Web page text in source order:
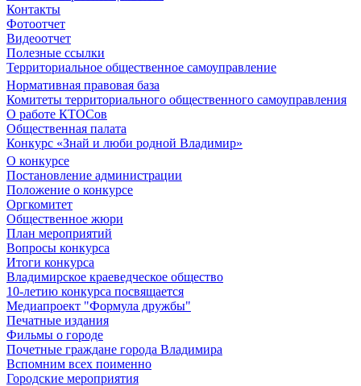
Контакты
Фотоотчет
Видеоотчет
Полезные ссылки
Территориальное общественное самоуправление
Нормативная правовая база
Комитеты территориального общественного самоуправления
О работе КТОСов
Общественная палата
Конкурс «Знай и люби родной Владимир»
О конкурсе
Постановление администрации
Положение о конкурсе
Оргкомитет
Общественное жюри
План мероприятий
Вопросы конкурса
Итоги конкурса
Владимирское краеведческое общество
10-летию конкурса посвящается
Медиапроект "Формула дружбы"
Печатные издания
Фильмы о городе
Почетные граждане города Владимира
Вспомним всех поименно
Городские мероприятия